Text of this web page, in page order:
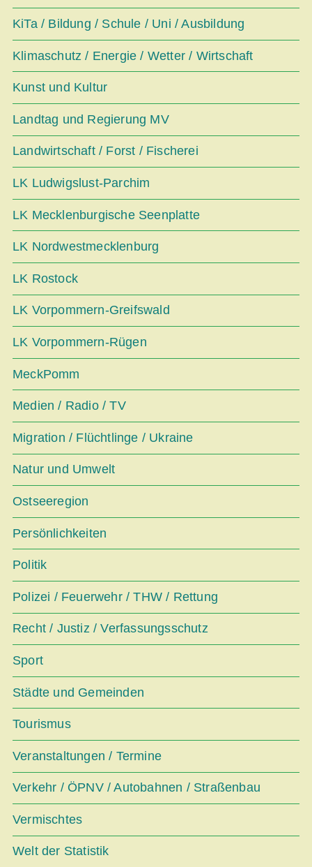
KiTa / Bildung / Schule / Uni / Ausbildung
Klimaschutz / Energie / Wetter / Wirtschaft
Kunst und Kultur
Landtag und Regierung MV
Landwirtschaft / Forst / Fischerei
LK Ludwigslust-Parchim
LK Mecklenburgische Seenplatte
LK Nordwestmecklenburg
LK Rostock
LK Vorpommern-Greifswald
LK Vorpommern-Rügen
MeckPomm
Medien / Radio / TV
Migration / Flüchtlinge / Ukraine
Natur und Umwelt
Ostseeregion
Persönlichkeiten
Politik
Polizei / Feuerwehr / THW / Rettung
Recht / Justiz / Verfassungsschutz
Sport
Städte und Gemeinden
Tourismus
Veranstaltungen / Termine
Verkehr / ÖPNV / Autobahnen / Straßenbau
Vermischtes
Welt der Statistik